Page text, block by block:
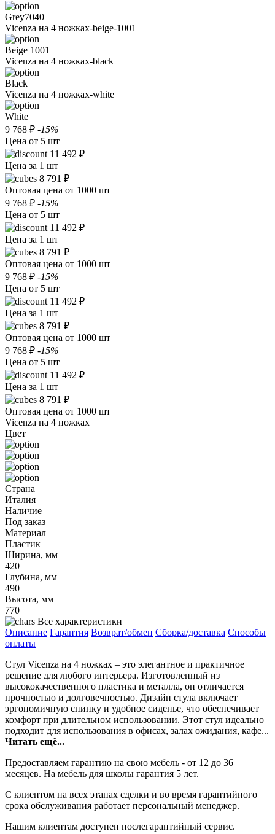
Grey7040
Vicenza на 4 ножках-beige-1001
Beige 1001
Vicenza на 4 ножках-black
Black
Vicenza на 4 ножках-white
White
9 768 ₽ -15%
Цена от 5 шт
11 492 ₽
Цена за 1 шт
8 791 ₽
Оптовая цена от 1000 шт
9 768 ₽ -15%
Цена от 5 шт
11 492 ₽
Цена за 1 шт
8 791 ₽
Оптовая цена от 1000 шт
9 768 ₽ -15%
Цена от 5 шт
11 492 ₽
Цена за 1 шт
8 791 ₽
Оптовая цена от 1000 шт
9 768 ₽ -15%
Цена от 5 шт
11 492 ₽
Цена за 1 шт
8 791 ₽
Оптовая цена от 1000 шт
Vicenza на 4 ножках
Цвет
Страна
Италия
Наличие
Под заказ
Материал
Пластик
Ширина, мм
420
Глубина, мм
490
Высота, мм
770
Все характеристики
Описание Гарантия Возврат/обмен Сборка/доставка Способы
оплаты
Стул Vicenza на 4 ножках – это элегантное и практичное
решение для любого интерьера. Изготовленный из
высококачественного пластика и металла, он отличается
прочностью и долговечностью. Дизайн стула включает
эргономичную спинку и удобное сиденье, что обеспечивает
комфорт при длительном использовании. Этот стул идеально
подходит для использования в офисах, залах ожидания, кафе...
Читать ещё...
Предоставляем гарантию на свою мебель - от 12 до 36
месяцев. На мебель для школы гарантия 5 лет.
С клиентом на всех этапах сделки и во время гарантийного
срока обслуживания работает персональный менеджер.
Нашим клиентам доступен послегарантийный сервис.